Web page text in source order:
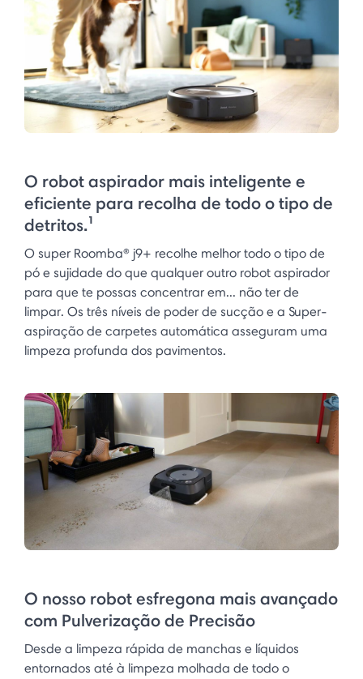
O robot aspirador mais inteligente e
eficiente para recolha de todo o tipo de
detritos.¹
O super Roomba® j9+ recolhe melhor todo o tipo de
pó e sujidade do que qualquer outro robot aspirador
para que te possas concentrar em... não ter de
limpar. Os três níveis de poder de sucção e a Super-
aspiração de carpetes automática asseguram uma
limpeza profunda dos pavimentos.
O nosso robot esfregona mais avançado
com Pulverização de Precisão
Desde a limpeza rápida de manchas e líquidos
entornados até à limpeza molhada de todo o